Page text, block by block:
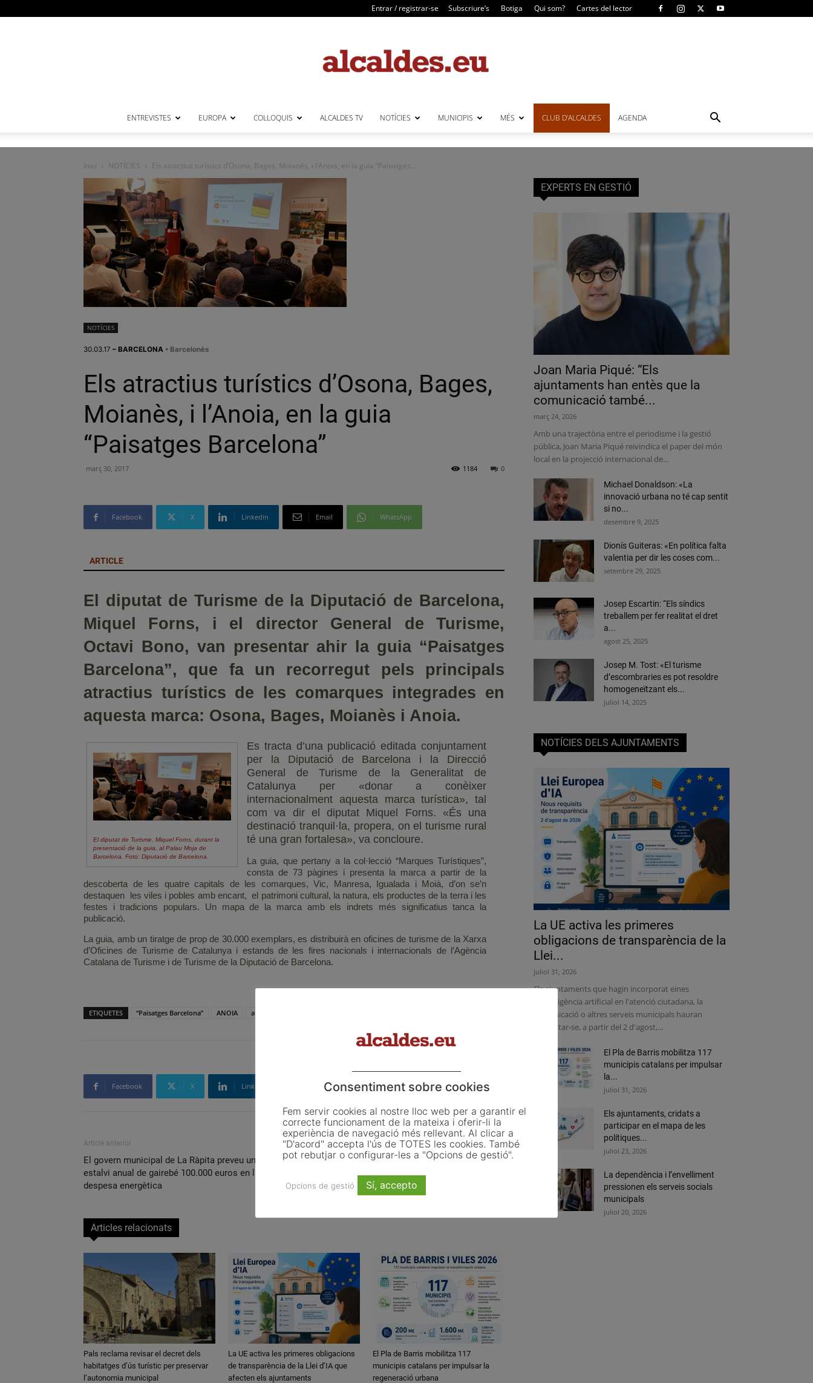
Entrar / registrar-se Subscriure’s Botiga Qui som? Cartes del lector
ENTREVISTES EUROPA COL·LOQUIS ALCALDES TV NOTÍCIES MUNICIPIS MÉS CLUB D’ALCALDES AGENDA
Inici NOTÍCIES Els atractius turístics d’Osona, Bages, Moianès, i l’Anoia, en la guia “Paisatges...
NOTÍCIES
30.03.17 – BARCELONA • Barcelonès
Els atractius turístics d’Osona, Bages,
Moianès, i l’Anoia, en la guia
“Paisatges Barcelona”
març 30, 2017 0
1184
Facebook X Linkedin Email WhatsApp
ARTICLE
El diputat de Turisme de la Diputació de Barcelona,
Miquel Forns, i el director General de Turisme,
Octavi Bono, van presentar ahir la guia “Paisatges
Barcelona”, que fa un recorregut pels principals
atractius turístics de les comarques integrades en
aquesta marca: Osona, Bages, Moianès i Anoia.
El diputat de Turisme, Miquel Forns, durant la
presentació de la guia, al Palau Moja de
Barcelona. Foto: Diputació de Barcelona.
Es tracta d’una publicació editada conjuntament
per la Diputació de Barcelona i la Direcció
General de Turisme de la Generalitat de
Catalunya per «donar a conèixer
internacionalment aquesta marca turística», tal
com va dir el diputat Miquel Forns. «És una
destinació tranquil·la, propera, on el turisme rural
té una gran fortalesa», va concloure.
La guia, que pertany a la col·lecció “Marques Turístiques”,
consta de 73 pàgines i presenta la marca a partir de la
descoberta de les quatre capitals de les comarques, Vic, Manresa, Igualada i Moià, d’on se’n
destaquen les viles i pobles amb encant, el patrimoni cultural, la natura, els productes de la terra i les
festes i tradicions populars. Un mapa de la marca amb els indrets més significatius tanca la
publicació.
La guia, amb un tiratge de prop de 30.000 exemplars, es distribuirà en oficines de turisme de la Xarxa
d’Oficines de Turisme de Catalunya i estands de les fires nacionals i internacionals de l’Agència
Catalana de Turisme i de Turisme de la Diputació de Barcelona.
ETIQUETES “Paisatges Barcelona” ANOIA atractius turístics
Facebook X Linkedin Email WhatsApp
Article anterior
El govern municipal de La Ràpita preveu un
estalvi anual de gairebé 100.000 euros en la
despesa energètica
Article següent
El 43,3% dels catalans votaria a favor de la
independència en un referèndum
Articles relacionats
Pals reclama revisar el decret dels
habitatges d’ús turístic per preservar
l’autonomia municipal
La UE activa les primeres obligacions
de transparència de la Llei d’IA que
afecten els ajuntaments
El Pla de Barris mobilitza 117
municipis catalans per impulsar la
regeneració urbana
EXPERTS EN GESTIÓ
Joan Maria Piqué: “Els
ajuntaments han entès que la
comunicació també...
març 24, 2026
Amb una trajectòria entre el periodisme i la gestió
pública, Joan Maria Piqué reivindica el paper del món
local en la projecció internacional de...
Michael Donaldson: «La
innovació urbana no té cap sentit
si no...
desembre 9, 2025
Dionís Guiteras: «En política falta
valentia per dir les coses com...
setembre 29, 2025
Josep Escartin: “Els síndics
treballem per fer realitat el dret
a...
agost 25, 2025
Josep M. Tost: «El turisme
d’escombraries es pot resoldre
homogeneïtzant els...
juliol 14, 2025
NOTÍCIES DELS AJUNTAMENTS
La UE activa les primeres
obligacions de transparència de la
Llei...
juliol 31, 2026
Els ajuntaments que hagin incorporat eines
d'intel·ligència artificial en l'atenció ciutadana, la
comunicació o altres serveis municipals hauran
d'adaptar-se, a partir del 2 d'agost,...
El Pla de Barris mobilitza 117
municipis catalans per impulsar
la...
juliol 31, 2026
Els ajuntaments, cridats a
participar en el mapa de les
polítiques...
juliol 23, 2026
La dependència i l’envelliment
pressionen els serveis socials
municipals
juliol 20, 2026
Consentiment sobre cookies
Fem servir cookies al nostre lloc web per a garantir el
correcte funcionament de la mateixa i oferir-li la
experiència de navegació més rellevant. Al clicar a
"D'acord" accepta l'ús de TOTES les cookies. També
pot rebutjar o configurar-les a "Opcions de gestió".
Opcions de gestió Sí, accepto